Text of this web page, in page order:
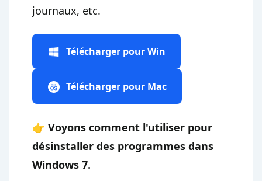
journaux, etc.
Télécharger pour Win
Télécharger pour Mac
👉 Voyons comment l'utiliser pour
désinstaller des programmes dans
Windows 7.